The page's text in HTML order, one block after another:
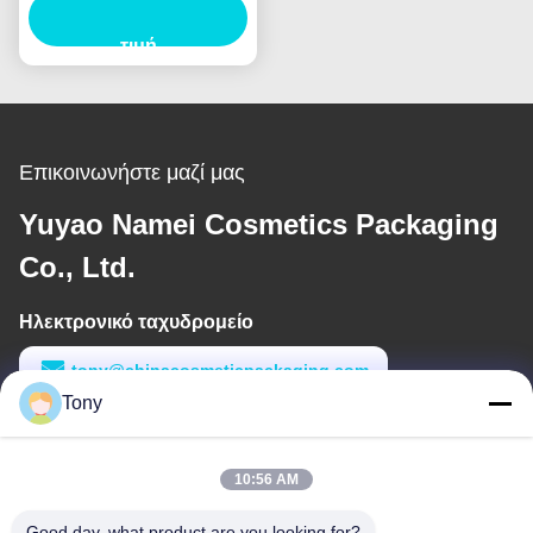
ενέσεις φούσκωμα
τιμή
Επικοινωνήστε μαζί μας
Yuyao Namei Cosmetics Packaging
Co., Ltd.
Ηλεκτρονικό ταχυδρομείο
tony@chinacosmeticpackaging.com
Εργασιακό χρόνο
Tony
10:56 AM